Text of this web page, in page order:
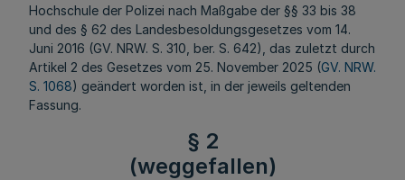
Hochschule der Polizei nach Maßgabe der §§ 33 bis 38
und des § 62 des Landesbesoldungsgesetzes vom 14.
Juni 2016 (GV. NRW. S. 310, ber. S. 642), das zuletzt durch
Artikel 2 des Gesetzes vom 25. November 2025 (GV. NRW.
S. 1068) geändert worden ist, in der jeweils geltenden
Fassung.
§ 2
(weggefallen)